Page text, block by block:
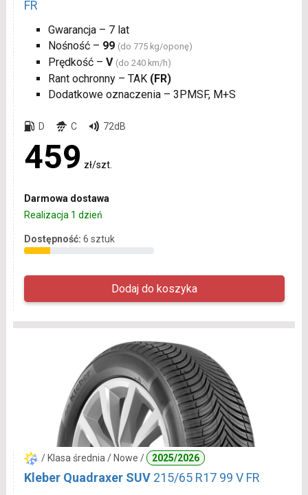
FR
Gwarancja – 7 lat
Nośność – 99 (do 775 kg/oponę)
Prędkość – V (do 240 km/h)
Rant ochronny – TAK (FR)
Dodatkowe oznaczenia – 3PMSF, M+S
D C 72dB
459 zł/szt.
Darmowa dostawa
Realizacja 1 dzień
Dostępność: 6 sztuk
/ Klasa średnia / Nowe / 2025/2026
Kleber Quadraxer SUV 215/65 R17 99 V FR